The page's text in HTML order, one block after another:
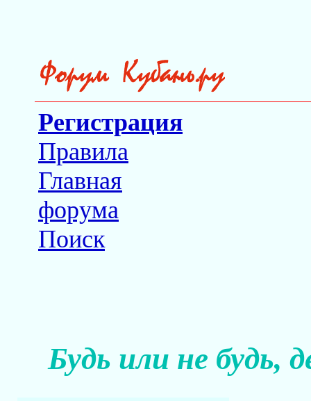
Регистрация
Правила
Главная
форума
Поиск
Будь или не будь,